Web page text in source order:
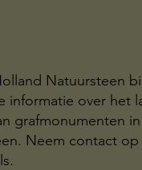
Natuursteen
informatie over het
grafmonumenten in
Neem contact